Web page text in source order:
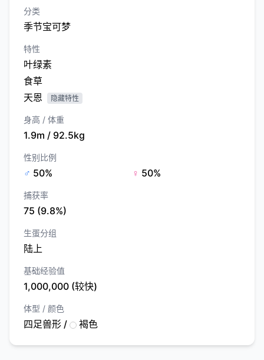
分类
季节宝可梦
特性
叶绿素
食草
天恩
隐藏特性
身高 / 体重
1.9m / 92.5kg
性别比例
♂ 50% ♀ 50%
捕获率
75 (9.8%)
生蛋分组
陆上
基础经验值
1,000,000 (较快)
体型 / 颜色
四足兽形 / 褐色